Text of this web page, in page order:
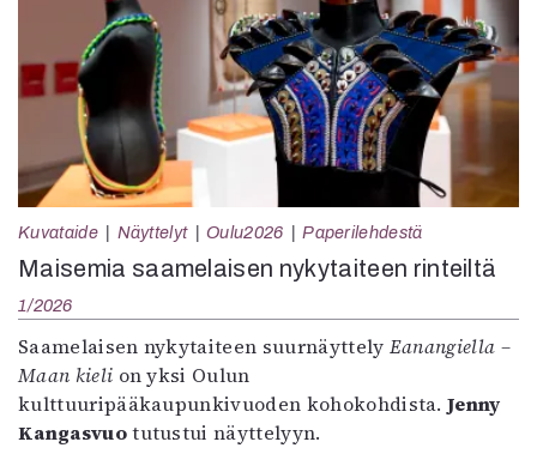
Kuvataide Näyttelyt Oulu2026 Paperilehdestä
Maisemia saamelaisen nykytaiteen rinteiltä
1/2026
Saamelaisen nykytaiteen suurnäyttely Eanangiella –
Maan kieli on yksi Oulun
kulttuuripääkaupunkivuoden kohokohdista.Jenny
Kangasvuotutustui näyttelyyn.